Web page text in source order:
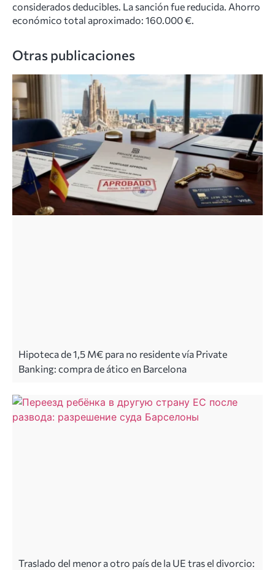
considerados deducibles. La sanción fue reducida. Ahorro
económico total aproximado: 160.000 €.
Otras publicaciones
Hipoteca de 1,5 M€ para no residente vía Private
Banking: compra de ático en Barcelona
Traslado del menor a otro país de la UE tras el divorcio: